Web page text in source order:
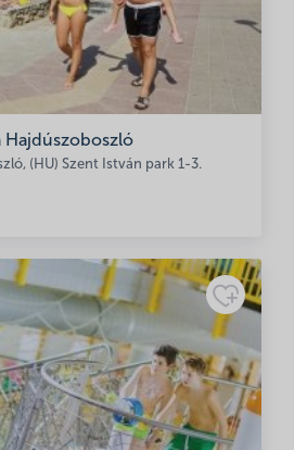
Hajdúszoboszló
(HU) Szent István park 1-3.